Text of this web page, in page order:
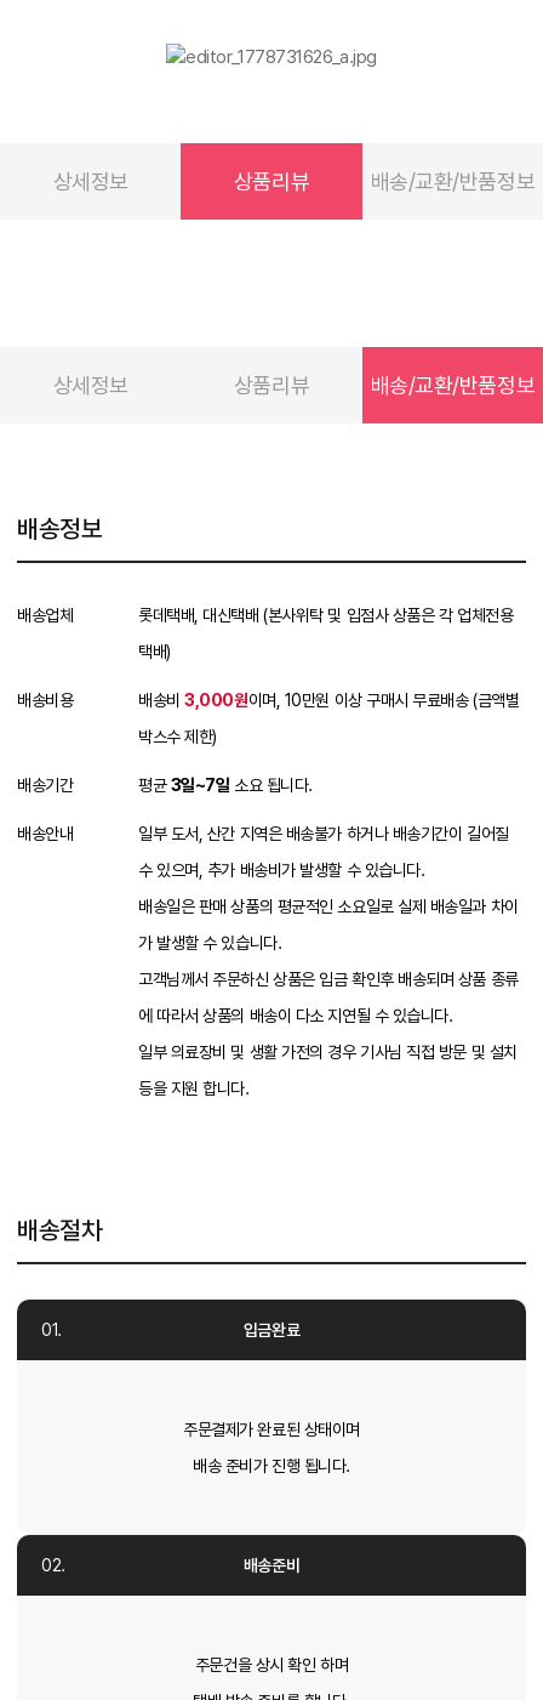
상세정보 상품리뷰 배송/교환/반품정보
상세정보 상품리뷰 배송/교환/반품정보
배송정보
배송업체
롯데택배, 대신택배 (본사위탁 및 입점사 상품은 각 업체전용
택배)
배송비용 배송비3,000원이며, 10만원 이상 구매시 무료배송 (금액별
박스수 제한)
배송기간 평균3일~7일 소요 됩니다.
배송안내
일부 도서, 산간 지역은 배송불가 하거나 배송기간이 길어질
수 있으며, 추가 배송비가 발생할 수 있습니다.
배송일은 판매 상품의 평균적인 소요일로 실제 배송일과 차이
가 발생할 수 있습니다.
고객님께서 주문하신 상품은 입금 확인후 배송되며 상품 종류
에 따라서 상품의 배송이 다소 지연될 수 있습니다.
일부 의료장비 및 생활 가전의 경우 기사님 직접 방문 및 설치
등을 지원 합니다.
배송절차
입금완료
주문결제가 완료된 상태이며
배송 준비가 진행 됩니다.
배송준비
주문건을 상시 확인 하며